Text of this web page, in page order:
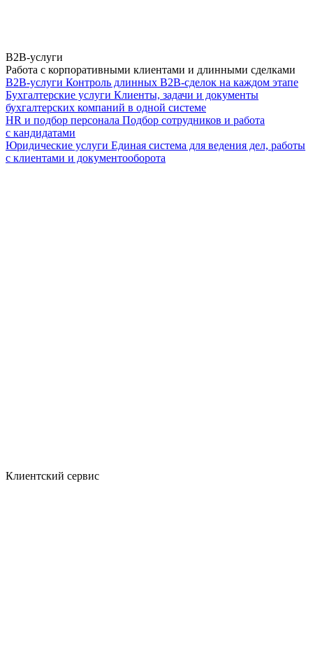
B2B-услуги
Работа с корпоративными клиентами и длинными сделками
B2B-услуги Контроль длинных B2B-сделок на каждом этапе
Бухгалтерские услуги Клиенты, задачи и документы
бухгалтерских компаний в одной системе
HR и подбор персонала Подбор сотрудников и работа
с кандидатами
Юридические услуги Единая система для ведения дел, работы
с клиентами и документооборота
Клиентский сервис